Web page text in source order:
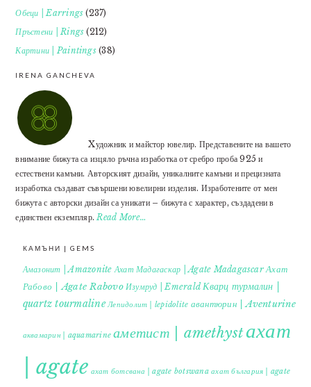
Обеци | Earrings (237)
Пръстени | Rings (212)
Картини | Paintings(38)
IRENA GANCHEVA
Xудожник и майстор ювелир. Представените на вашето
внимание бижута са изцяло ръчна изработка от сребро проба 925 и
естествени камъни. Авторският дизайн, уникалните камъни и прецизната
изработка създават съвършени ювелирни изделия. Изработените от мен
бижута с авторски дизайн са уникати – бижута с характер, създадени в
единствен екземпляр.Read More…
КАМЪНИ | GEMS
Амазонит | Amazonite Ахат Мадагаскар | Agate Madagascar Ахат
Рабово | Agate Rabovo Изумруд | Emerald Кварц турмалин |
quartz tourmaline Лепидолит | lepidolite авантюрин | Aventurine
аквамарин | aquamarine аметист | amethystахат
| agate ахат ботсвана | agate botswana ахат българия | agate